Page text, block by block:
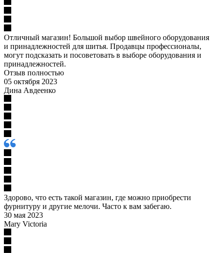
Отличный магазин! Большой выбор швейного оборудования
и принадлежностей для шитья. Продавцы профессионалы,
могут подсказать и посоветовать в выборе оборудования и
принадлежностей.
Отзыв полностью
05 октября 2023
Дина Авдеенко
Здорово, что есть такой магазин, где можно приобрести
фурнитуру и другие мелочи. Часто к вам забегаю.
30 мая 2023
Mary Victoria